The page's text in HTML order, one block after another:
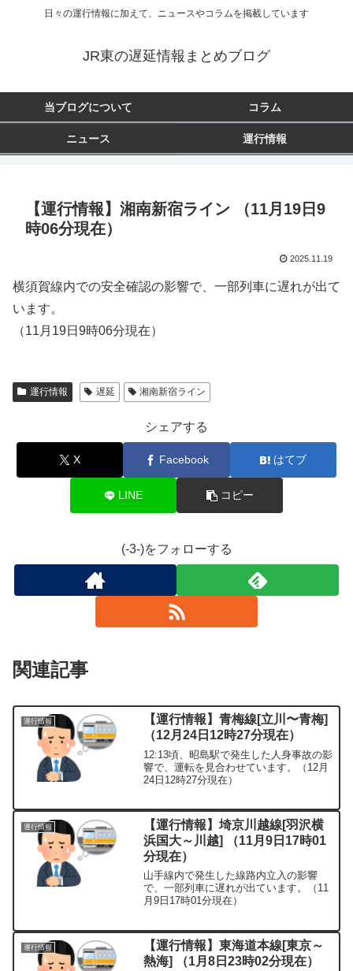
日々の運行情報に加えて、ニュースやコラムを掲載しています
JR東の遅延情報まとめブログ
当ブログについて コラム
ニュース 運行情報
【運行情報】湘南新宿ライン （11月19日9
時06分現在）
2025.11.19
横須賀線内での安全確認の影響で、一部列車に遅れが出て
います。
（11月19日9時06分現在）
運行情報 遅延 湘南新宿ライン
シェアする
X Facebook はてブ
LINE コピー
(-3-)をフォローする
関連記事
運行情報
【運行情報】青梅線[立川〜青梅]
（12月24日12時27分現在）
12:13頃、昭島駅で発生した人身事故の影
響で、運転を見合わせています。（12月
24日12時27分現在）
運行情報
【運行情報】埼京川越線[羽沢横
浜国大～川越] （11月9日17時01
分現在）
山手線内で発生した線路内立入の影響
で、一部列車に遅れが出ています。（11
月9日17時01分現在）
運行情報
【運行情報】東海道本線[東京～
熱海] （1月8日23時02分現在）